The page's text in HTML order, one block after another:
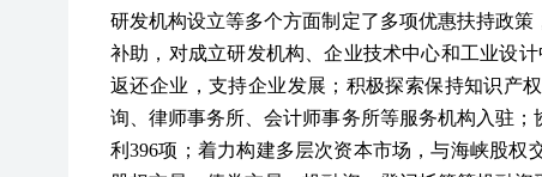
研发机构设立等多个方面制定了多项优惠扶持政
补助，对成立研发机构、企业技术中心和工业设
返还企业，支持企业发展；积极探索保持知识产
询、律师事务所、会计师事务所等服务机构入驻
利396项；着力构建多层次资本市场，与海峡股